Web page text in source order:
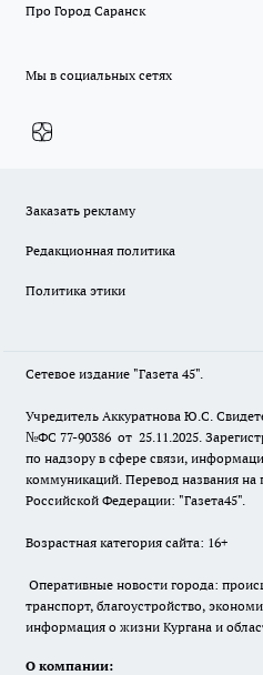
Про Город Саранск
Мы в социальных сетях
Заказать рекламу
Редакционная политика
Политика этики
Сетевое издание "Газета 45".
Учредитель Аккуратнова Ю.С.
№ФС 77-90386 от 25.11.2025.
по надзору в сфере связи,
коммуникаций. Перевод названия на
Российской Федерации: "Газета45".
Возрастная категория сайта: 16+
Оперативные новости города:
транспорт, благоустройство,
информация о жизни Кургана и
О компании: